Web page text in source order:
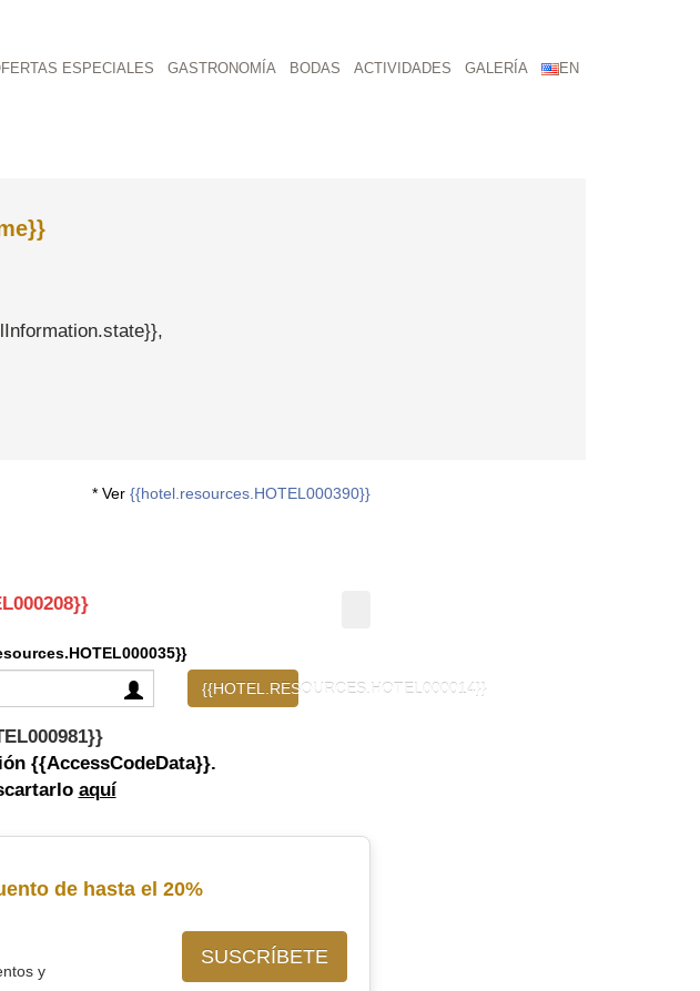
ESPECIALES GASTRONOMÍA BODAS ACTIVIDADES GALERÍA EN
* Ver {{hotel.resources.HOTEL000390}}
{{HOTEL.RESOURCES.HOTEL000014}}
{{AccessCodeData}}.
aquí
de hasta el 20%
y
SUSCRÍBETE